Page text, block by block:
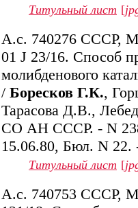
Титульный лист [
А.с. 740276 СССР,
01 J 23/16. Способ
молибденового
/ Боресков Г.К.,
Тарасова Д.В.,
СО АН СССР. - N
15.06.80, Бюл. N 22.
Титульный лист [
А.с. 740753 СССР,